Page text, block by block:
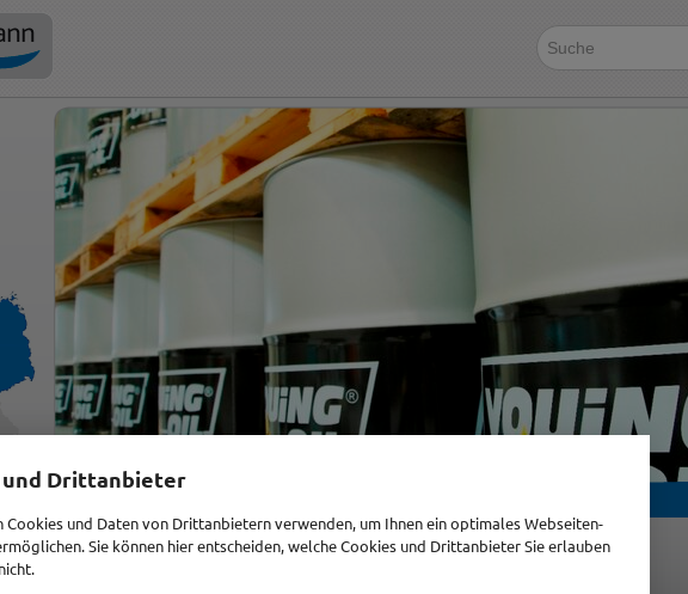
und Drittanbieter
Cookies und Daten von Drittanbietern verwenden, um Ihnen ein optimales Webseiten-
Sie können hier entscheiden, welche Cookies und Drittanbieter Sie erlauben
Kunden Kontakt Download Weblinks Shop